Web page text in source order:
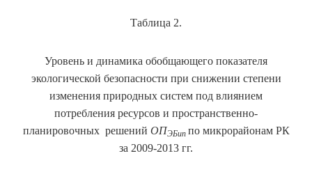
Таблица 2.
Уровень и динамика обобщающего показателя
экологической безопасности при снижении степени
изменения природных систем под влиянием
потребления ресурсов и пространственно-
планировочных решений ОПЭБип по микрорайонам РК
за 2009-2013 гг.